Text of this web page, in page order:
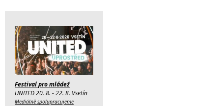
Festival pro mládež
UNITED 20. 8. - 22. 8. Vsetín
Mediálně spolupracujeme